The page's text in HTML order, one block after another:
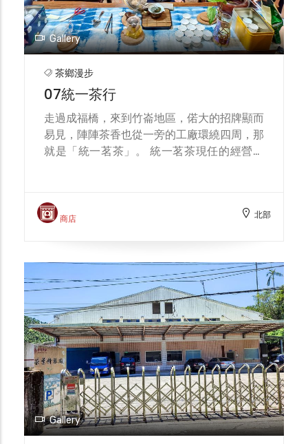
Gallery
茶鄉漫步
07統一茶行
走過成福橋，來到竹崙地區，偌大的招牌顯而
易見，陣陣茶香也從一旁的工廠環繞四周，那
就是「統一茗茶」。 統一茗茶現任的經營者
推廣不遺於力。談到茶業的發展，他提及早期
多以外銷粗製茶為主，產量相當大，但隨著大
為主力的茶品，而後又接連推出蜜香紅茶與白
茶。 顏太太也認真提到傳承的重要，「唯有
讓更多人知道茶的產製，才能將此文化延續下
去」，因此，統一茶行積極與周邊學校合作，
並且接待德國學生體驗台灣茶文化，讓這些遠
道而來的賓客為之驚艷。
商店 北部
Gallery